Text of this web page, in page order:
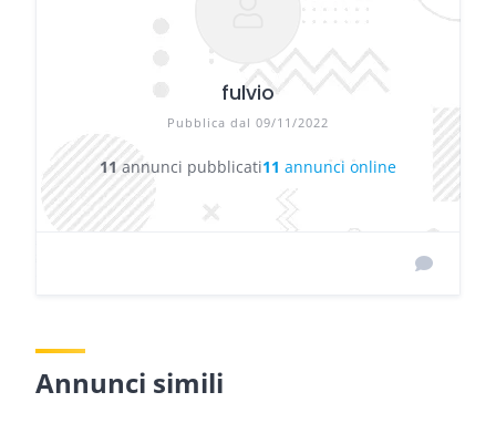
fulvio
Pubblica dal 09/11/2022
11 annunci pubblicati11 annunci online
Annunci simili